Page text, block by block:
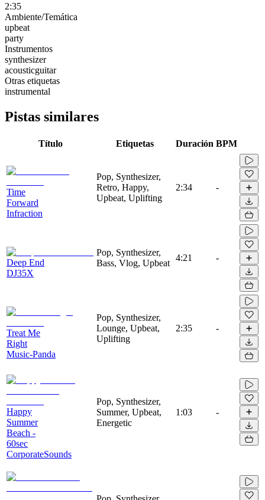
2:35
Ambiente/Temática
upbeat
party
Instrumentos
synthesizer
acousticguitar
Otras etiquetas
instrumental
Pistas similares
Título Etiquetas Duración BPM
Time
Forward
Infraction
Pop, Synthesizer,
Retro, Happy,
Upbeat, Uplifting
2:34 -
Deep End
DJ35X
Pop, Synthesizer,
Bass, Vlog, Upbeat
4:21 -
Treat Me
Right
Music-Panda
Pop, Synthesizer,
Lounge, Upbeat,
Uplifting
2:35 -
Happy
Summer
Beach -
60sec
CorporateSounds
Pop, Synthesizer,
Summer, Upbeat,
Energetic
1:03 -